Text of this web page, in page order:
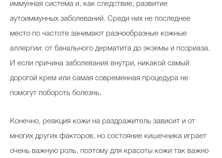
иммунная система и, как следствие, развитие
аутоиммунных заболеваний. Среди них не последнее
место по частоте занимают разнообразные кожные
аллергии: от банального дерматита до экземы и псориаза.
И если причина заболевания внутри, никакой самый
дорогой крем или самая современная процедура не
помогут побороть болезнь.
Конечно, реакция кожи на раздражитель зависит и от
многих других факторов, но состояние кишечника играет
очень важную роль, поэтому для красоты кожи так важно